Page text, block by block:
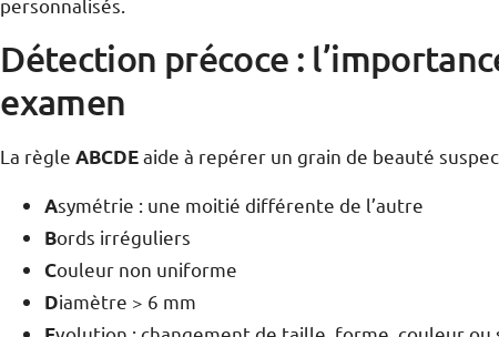
personnalisés.
Détection précoce :
examen
La règleABCDEaide à repérer un grain de beauté
Asymétrie : une moitié différente de l’autre
Bords irréguliers
Couleur non uniforme
Diamètre > 6 mm